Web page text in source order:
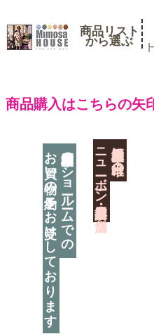
商品リスト
​から選ぶ
商品購入はこちらの矢
神奈川県相模原市に日本唯一の
​ニューボーン撮影用小道具店・３店舗
神奈川県相模原市のショールームでの
お買い物の予約をお受けしております